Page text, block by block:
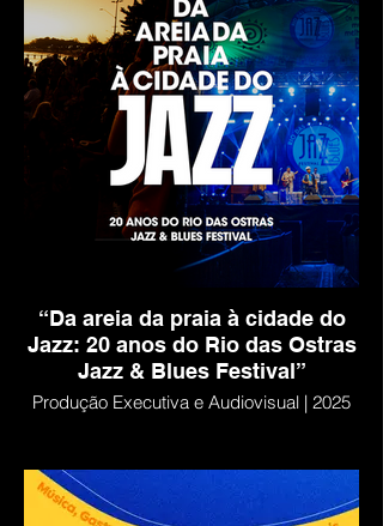
“Da areia da praia à cidade do
Jazz: 20 anos do Rio das Ostras
Jazz & Blues Festival”
Produção Executiva e Audiovisual | 2025